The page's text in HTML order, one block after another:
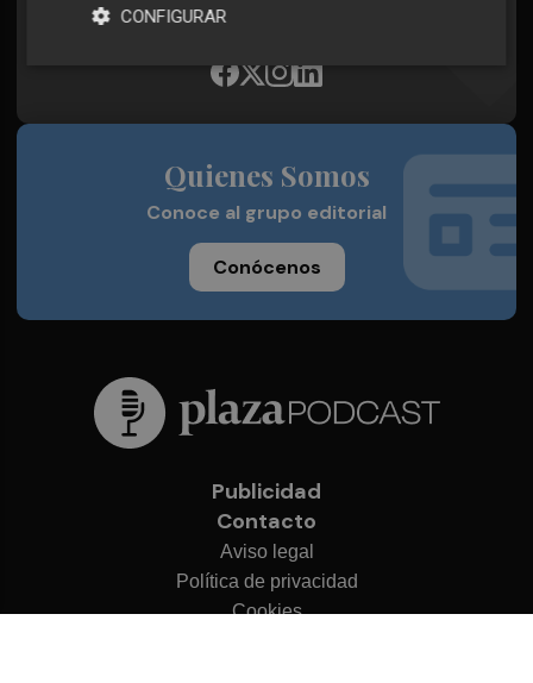
Plaza Podcast, desde cualquier medio
Quienes Somos
Conoce al grupo editorial
Conócenos
Publicidad
Contacto
Aviso legal
Política de privacidad
Cookies
CONFIGURAR